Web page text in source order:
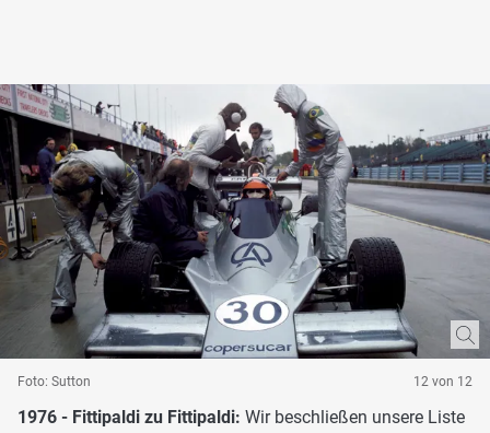
Foto: Sutton 12 von 12
1976 - Fittipaldi zu Fittipaldi: Wir beschließen unsere Liste